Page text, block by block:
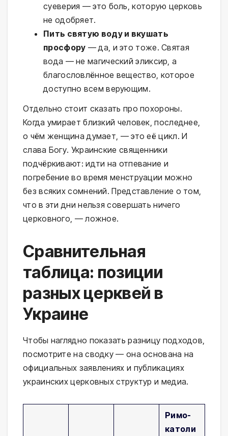
суеверия — это боль, которую церковь
не одобряет.
Пить святую воду и вкушать
просфору — да, и это тоже. Святая
вода — не магический эликсир, а
благословлённое вещество, которое
доступно всем верующим.
Отдельно стоит сказать про похороны.
Когда умирает близкий человек, последнее,
о чём женщина думает, — это её цикл. И
слава Богу. Украинские священники
подчёркивают: идти на отпевание и
погребение во время менструации можно
без всяких сомнений. Представление о том,
что в эти дни нельзя совершать ничего
церковного, — ложное.
Сравнительная
таблица: позиции
разных церквей в
Украине
Чтобы наглядно показать разницу подходов,
посмотрите на сводку — она основана на
официальных заявлениях и публикациях
украинских церковных структур и медиа.
Римо-
католи